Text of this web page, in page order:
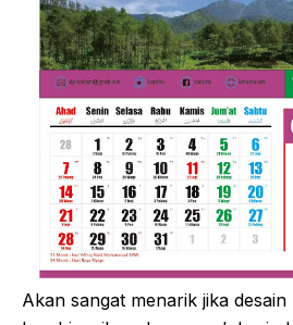
Akan sangat menarik jika